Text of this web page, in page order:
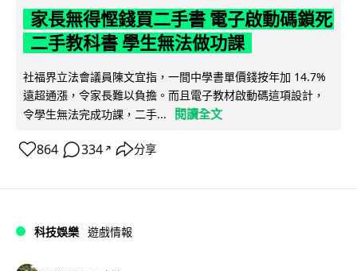
家長無得慳錢買二手書 電子啟動碼鎖死
二手教科書 學生無法做功課
社福界立法會議員陳文宜指，一間中學書單價錢按年加 14.7%
遠超通漲，令家長難以負擔。而且電子教材啟動碼這項設計，
令學生無法完成功課，二手...
閱讀全文
864 334 ↗ 分享
科技娛樂 遊戲情報